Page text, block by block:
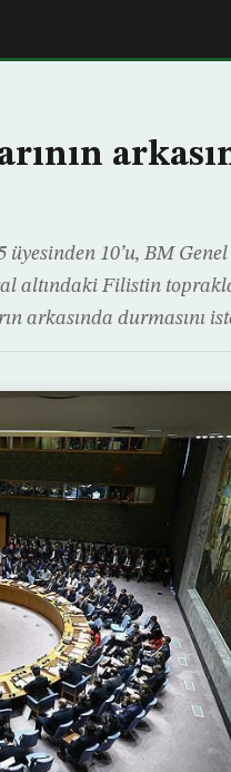
10’u, BM
altındaki Filistin
arkasında durmasını